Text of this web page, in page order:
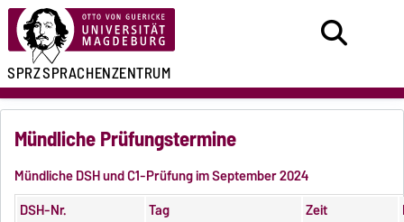
SPRZSPRACHENZENTRUM
Mündliche Prüfungstermine
Mündliche DSH und C1-Prüfung im September 2024
DSH-Nr.
Tag Zeit